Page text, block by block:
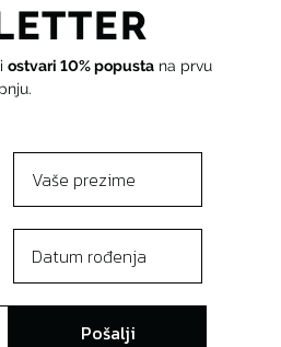
ostvari 10% popustana prvu
Pošalji